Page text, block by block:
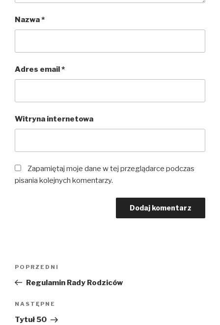
Nazwa*
Adres email*
Witryna internetowa
Zapamiętaj moje dane w tej przeglądarce podczas
pisania kolejnych komentarzy.
Poprzedni
wpis
POPRZEDNI
Regulamin Rady Rodziców
Następny
wpis
NASTĘPNE
Tytuł 50